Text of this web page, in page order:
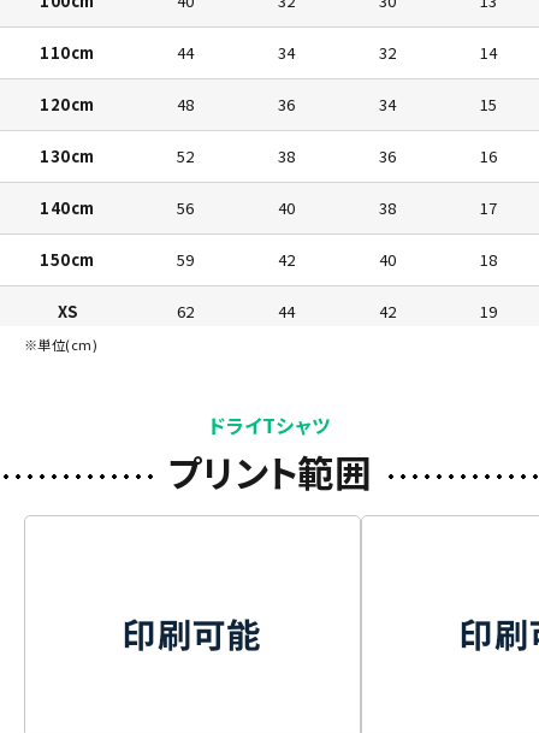
110cm 44 34 32 14
120cm 48 36 34 15
130cm 52 38 36 16
140cm 56 40 38 17
150cm 59 42 40 18
XS 62 44 42 19
50
71 53
2L 74 56 50 23
80 26
※単位(cm)
ドライTシャツ
プリント範囲